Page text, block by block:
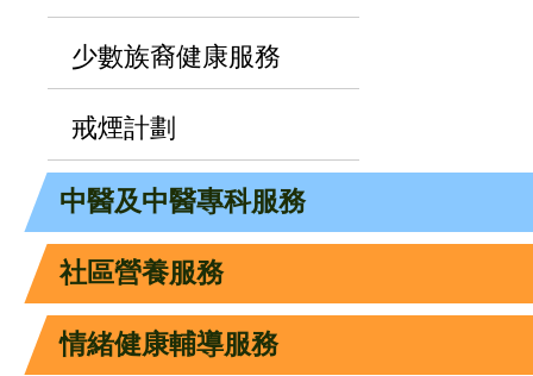
少數族裔健康服務
戒煙計劃
中醫及中醫專科服務
社區營養服務
情緒健康輔導服務